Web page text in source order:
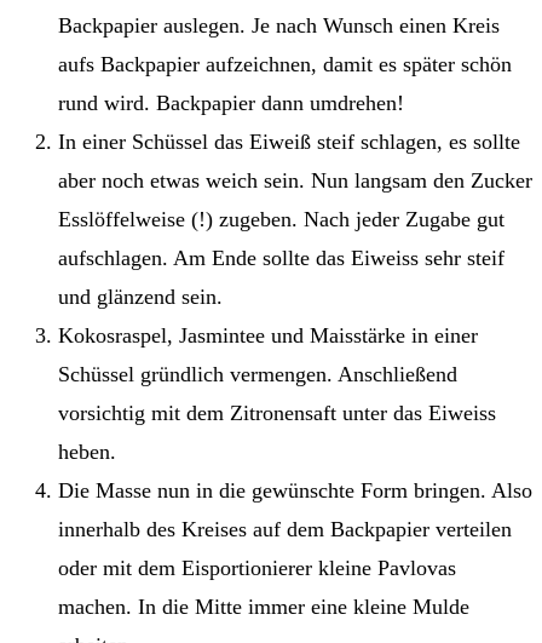
Backpapier auslegen. Je nach Wunsch einen Kreis
aufs Backpapier aufzeichnen, damit es später schön
rund wird. Backpapier dann umdrehen!
In einer Schüssel das Eiweiß steif schlagen, es sollte
aber noch etwas weich sein. Nun langsam den Zucker
Esslöffelweise (!) zugeben. Nach jeder Zugabe gut
aufschlagen. Am Ende sollte das Eiweiss sehr steif
und glänzend sein.
Kokosraspel, Jasmintee und Maisstärke in einer
Schüssel gründlich vermengen. Anschließend
vorsichtig mit dem Zitronensaft unter das Eiweiss
heben.
Die Masse nun in die gewünschte Form bringen. Also
innerhalb des Kreises auf dem Backpapier verteilen
oder mit dem Eisportionierer kleine Pavlovas
machen. In die Mitte immer eine kleine Mulde